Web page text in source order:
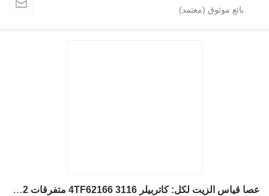
عصا قياس الزيت لكل: كاتربيلر 3116 4TF62166 متفرقات 1311912 1314895 لـ جرافة ذات عجلات Caterpillar 928G IT28G